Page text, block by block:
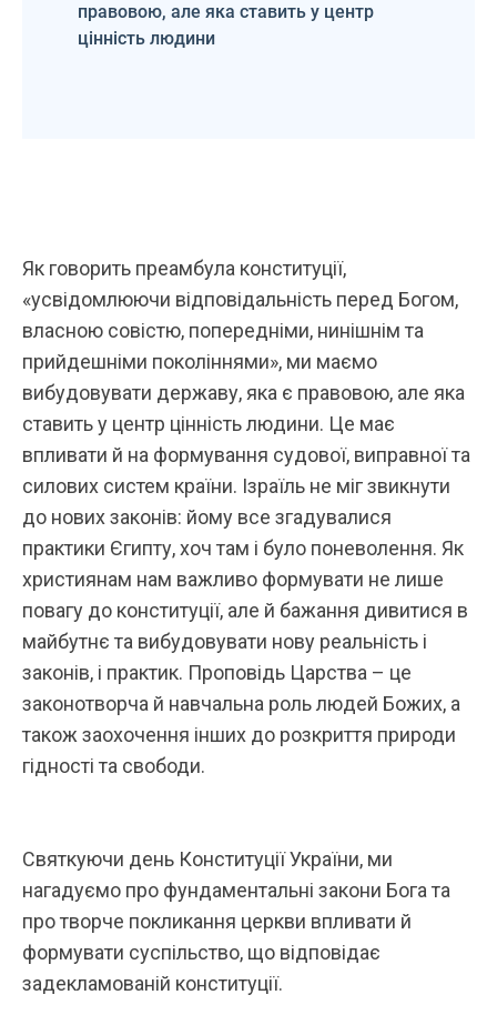
правовою, але яка ставить у центр
цінність людини
Як говорить преамбула конституції,
«усвідомлюючи відповідальність перед Богом,
власною совістю, попередніми, нинішнім та
прийдешніми поколіннями», ми маємо
вибудовувати державу, яка є правовою, але яка
ставить у центр цінність людини. Це має
впливати й на формування судової, виправної та
силових систем країни. Ізраїль не міг звикнути
до нових законів: йому все згадувалися
практики Єгипту, хоч там і було поневолення. Як
християнам нам важливо формувати не лише
повагу до конституції, але й бажання дивитися в
майбутнє та вибудовувати нову реальність і
законів, і практик. Проповідь Царства – це
законотворча й навчальна роль людей Божих, а
також заохочення інших до розкриття природи
гідності та свободи.
Святкуючи день Конституції України, ми
нагадуємо про фундаментальні закони Бога та
про творче покликання церкви впливати й
формувати суспільство, що відповідає
задекламованій конституції.